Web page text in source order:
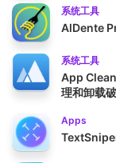
系统工具
AlDente
系统工具
App
理和卸载
Apps